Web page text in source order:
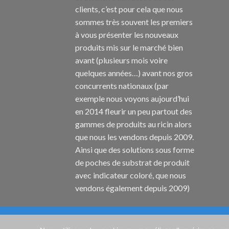
clients, c’est pour cela que nous
sommes très souvent les premiers
à vous présenter les nouveaux
produits mis sur le marché bien
avant (plusieurs mois voire
quelques années…) avant nos gros
concurrents nationaux (par
exemple nous voyons aujourd’hui
en 2014 fleurir un peu partout des
gammes de produits au ricin alors
que nous les vendons depuis 2009.
Ainsi que des solutions sous forme
de poches de substrat de produit
avec indicateur coloré, que nous
vendons également depuis 2009)